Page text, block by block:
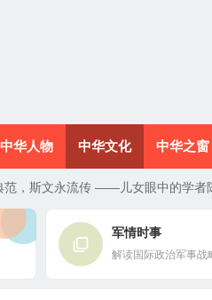
中华人物 中华文化 中华之窗
范，斯文永流传 ——儿女眼中的学者
军情时事
解读国际政治军事战